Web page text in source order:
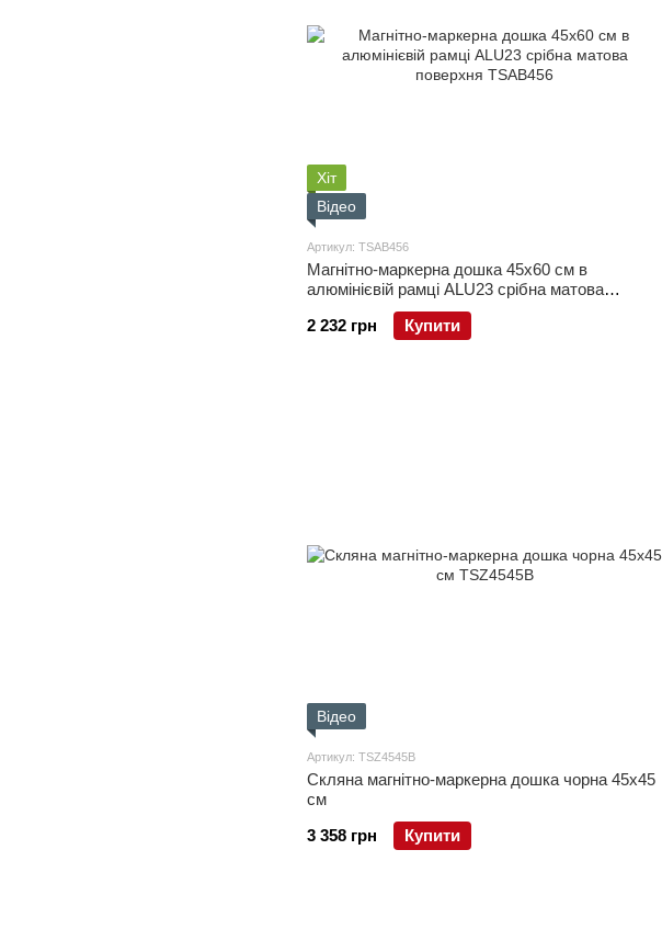
Хіт
Відео
Артикул: TSAB456
Магнітно-маркерна дошка 45x60 см в
алюмінієвій рамці ALU23 срібна матова
2 232 грн
Купити
Відео
Артикул: TSZ4545B
Скляна магнітно-маркерна дошка чорна 45x45
см
3 358 грн
Купити